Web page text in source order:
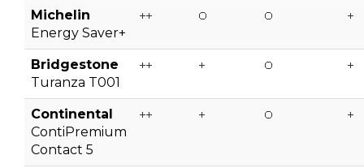
Michelin
Energy Saver+
Bridgestone
Turanza T001
Continental
ContiPremium
Contact 5